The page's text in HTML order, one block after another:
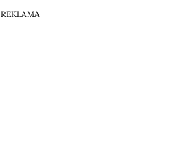
REKLAMA